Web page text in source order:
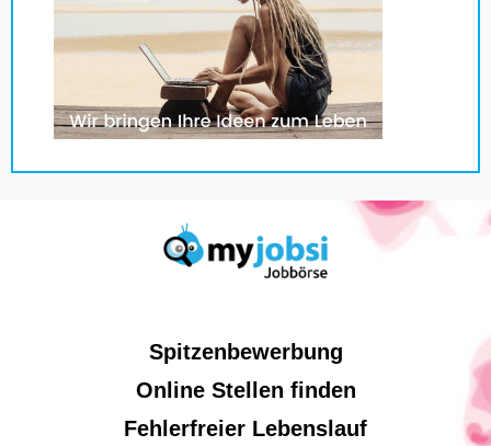
Spitzenbewerbung
Online Stellen finden
Fehlerfreier Lebenslauf